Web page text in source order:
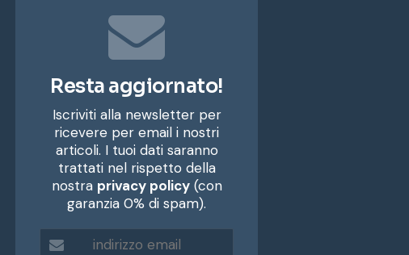
Resta aggiornato!
Iscriviti alla newsletter per
ricevere per email i nostri
articoli. I tuoi dati saranno
trattati nel rispetto della
nostra privacy policy(con
garanzia 0% di spam).